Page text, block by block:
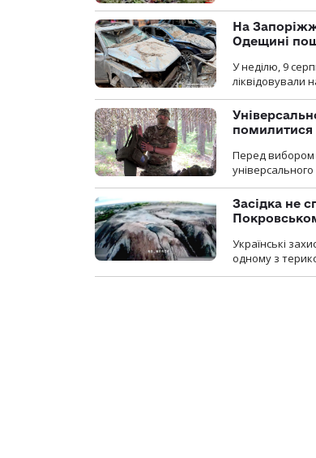
На
Одещині
У неділю, 9
ліквідовували
Перед вибором
універсального
Засідка не
Українські
одному з